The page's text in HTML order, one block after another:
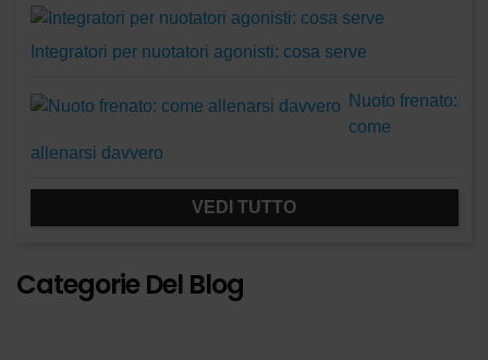
Integratori per nuotatori agonisti: cosa serve
Nuoto frenato:
come
allenarsi davvero
VEDI TUTTO
Categorie Del Blog